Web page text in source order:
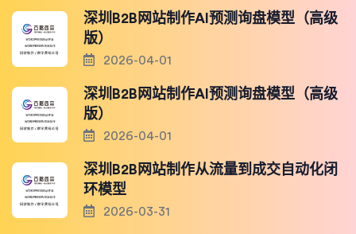
深圳B2B网站制作AI预测询盘模型（高级
版）
2026-04-01
深圳B2B网站制作AI预测询盘模型（高级
版）
2026-04-01
深圳B2B网站制作从流量到成交自动化闭
环模型
2026-03-31